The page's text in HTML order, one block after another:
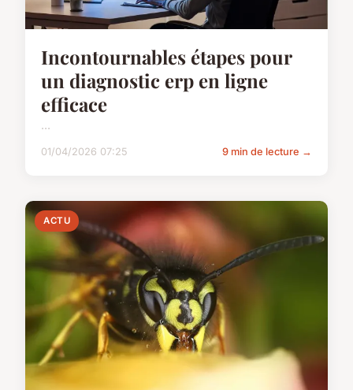
Incontournables étapes pour
un diagnostic erp en ligne
efficace
...
01/04/2026 07:25 9 min de lecture →
ACTU